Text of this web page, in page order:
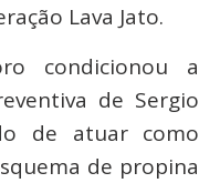
Lava Jato.
condicionou a
de Sergio
de atuar como
de propina